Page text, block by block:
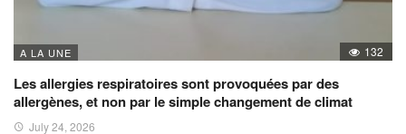
A LA UNE 132
Les allergies respiratoires sont provoquées par des
allergènes, et non par le simple changement de climat
July 24, 2026